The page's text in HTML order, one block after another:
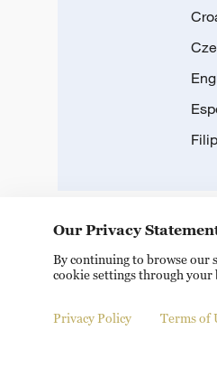
DOWNLOAD OUR
Our Privacy
By continuing to browse our
cookie settings through your
Privacy Policy Terms of